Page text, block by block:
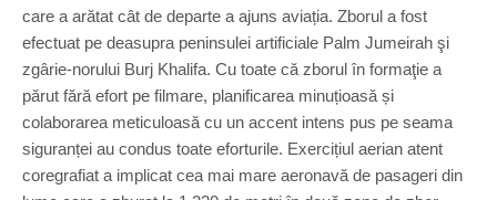
care a arătat cât de departe a ajuns aviația. Zborul a fost
efectuat pe deasupra peninsulei artificiale Palm Jumeirah şi
zgârie-norului Burj Khalifa. Cu toate că zborul în formaţie a
părut fără efort pe filmare, planificarea minuțioasă și
colaborarea meticuloasă cu un accent intens pus pe seama
siguranței au condus toate eforturile. Exercițiul aerian atent
coregrafiat a implicat cea mai mare aeronavă de pasageri din